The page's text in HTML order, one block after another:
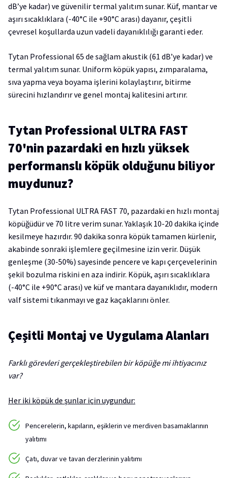
dB’ye kadar) ve güvenilir termal yalıtım sunar. Küf, mantar ve
aşırı sıcaklıklara (-40°C ile +90°C arası) dayanır, çeşitli
çevresel koşullarda uzun vadeli dayanıklılığı garanti eder.
Tytan Professional 65 de sağlam akustik (61 dB’ye kadar) ve
termal yalıtım sunar. Uniform köpük yapısı, zımparalama,
sıva yapma veya boyama işlerini kolaylaştırır, bitirme
sürecini hızlandırır ve genel montaj kalitesini artırır.
Tytan Professional ULTRA FAST
70'nin pazardaki en hızlı yüksek
performanslı köpük olduğunu biliyor
muydunuz?
Tytan Professional ULTRA FAST 70, pazardaki en hızlı montaj
köpüğüdür ve 70 litre verim sunar. Yaklaşık 10-20 dakika içinde
kesilmeye hazırdır. 90 dakika sonra köpük tamamen kürlenir,
akabinde sonraki işlemlere geçilmesine izin verir. Düşük
genleşme (30-50%) sayesinde pencere ve kapı çerçevelerinin
şekil bozulma riskini en aza indirir. Köpük, aşırı sıcaklıklara
(-40°C ile +90°C arası) ve küf ve mantara dayanıklıdır, modern
valf sistemi tıkanmayı ve gaz kaçaklarını önler.
Çeşitli Montaj ve Uygulama Alanları
Farklı görevleri gerçekleştirebilen bir köpüğe mi ihtiyacınız
var?
Her iki köpük de şunlar için uygundur:
Pencerelerin, kapıların, eşiklerin ve merdiven basamaklarının
yalıtımı
Çatı, duvar ve tavan derzlerinin yalıtımı